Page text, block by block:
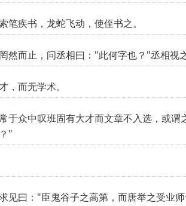
笔疾书，龙蛇飞动，使侄书之。
然而止，问丞相曰："此何字也？"丞相
，而无学术。
于众中叹班固有大才而文章不入选，或
"
见曰："臣鬼谷子之高第，而唐举之受业